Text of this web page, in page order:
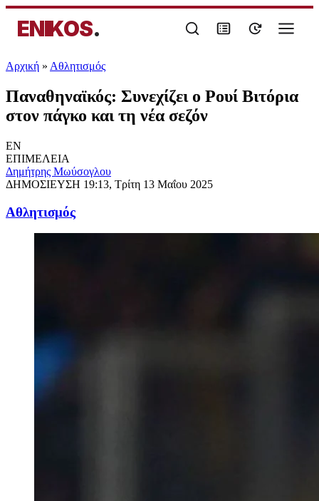
ENIKOS.
Αρχική » Αθλητισμός
Παναθηναϊκός: Συνεχίζει ο Ρουί Βιτόρια
στον πάγκο και τη νέα σεζόν
EN
ΕΠΙΜΕΛΕΙΑ
Δημήτρης Μωύσογλου
ΔΗΜΟΣΙΕΥΣΗ 19:13, Τρίτη 13 Μαΐου 2025
Αθλητισμός